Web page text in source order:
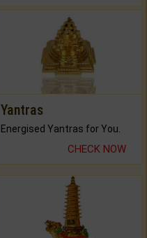
Yantras
Energised Yantras for You.
CHECK NOW